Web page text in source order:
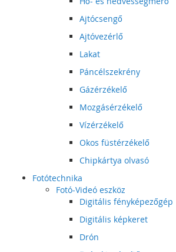
Ajtócsengő
Ajtóvezérlő
Lakat
Páncélszekrény
Gázérzékelő
Mozgásérzékelő
Vízérzékelő
Okos füstérzékelő
Chipkártya olvasó
Fotótechnika
Fotó-Videó eszköz
Digitális fényképezőgép
Digitális képkeret
Drón